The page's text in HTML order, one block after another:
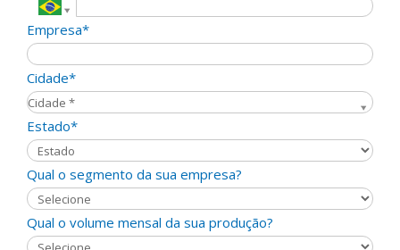
Empresa*
Cidade*
Cidade *
Cidade*
Estado*
Qual o segmento da sua empresa?
Qual o volume mensal da sua produção?